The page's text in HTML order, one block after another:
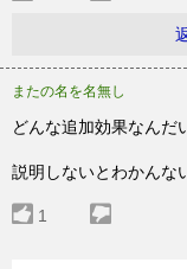
またの名を名無し
どんな追加効果なんだ
説明しないとわかんな
1